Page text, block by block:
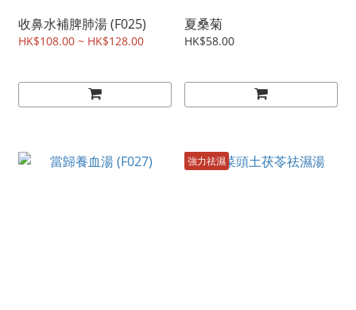
收鼻水補脾肺湯 (F025)
HK$108.00 ~ HK$128.00
夏桑菊
HK$58.00
強力祛濕